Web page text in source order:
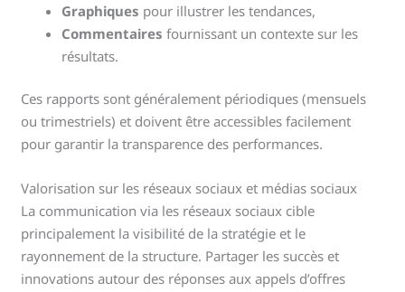
Graphiques pour illustrer les tendances,
Commentaires fournissant un contexte sur les
résultats.
Ces rapports sont généralement périodiques (mensuels
ou trimestriels) et doivent être accessibles facilement
pour garantir la transparence des performances.
Valorisation sur les réseaux sociaux et médias sociaux
La communication via les réseaux sociaux cible
principalement la visibilité de la stratégie et le
rayonnement de la structure. Partager les succès et
innovations autour des réponses aux appels d’offres